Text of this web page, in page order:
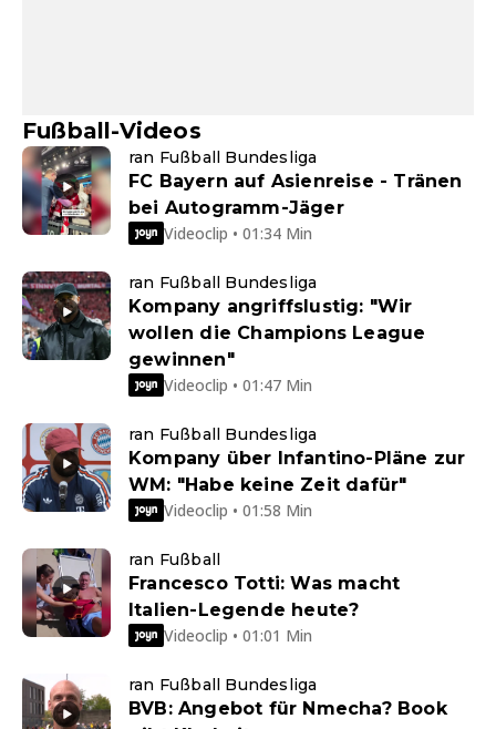
Fußball-Videos
ran Fußball Bundesliga
FC Bayern auf Asienreise - Tränen
bei Autogramm-Jäger
Videoclip • 01:34 Min
ran Fußball Bundesliga
Kompany angriffslustig: "Wir
wollen die Champions League
gewinnen"
Videoclip • 01:47 Min
ran Fußball Bundesliga
Kompany über Infantino-Pläne zur
WM: "Habe keine Zeit dafür"
Videoclip • 01:58 Min
ran Fußball
Francesco Totti: Was macht
Italien-Legende heute?
Videoclip • 01:01 Min
ran Fußball Bundesliga
BVB: Angebot für Nmecha? Book